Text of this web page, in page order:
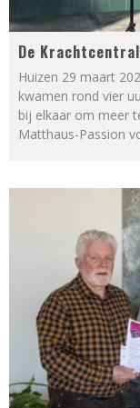
De
Huizen 29 maart
kwamen rond vier
bij elkaar om meer
Matthaus-Passion